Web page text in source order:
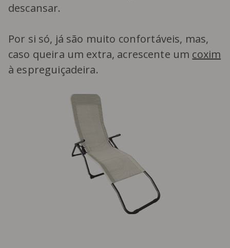
descansar.
Por si só, já são muito confortáveis, mas,
caso queira um extra, acrescente um coxim
à espreguiçadeira.